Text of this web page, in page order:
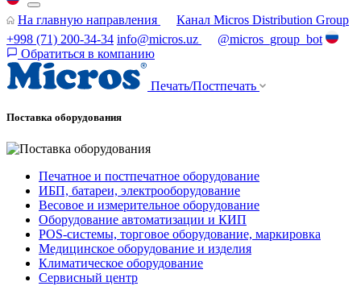
На главную направления
Канал Micros Distribution Group
+998 (71) 200-34-34 info@micros.uz
@micros_group_bot
Обратиться в компанию
Печать/Постпечать
Поставка оборудования
Печатное и постпечатное оборудование
ИБП, батареи, электрооборудование
Весовое и измерительное оборудование
Оборудование автоматизации и КИП
POS-системы, торговое оборудование, маркировка
Медицинское оборудование и изделия
Климатическое оборудование
Сервисный центр